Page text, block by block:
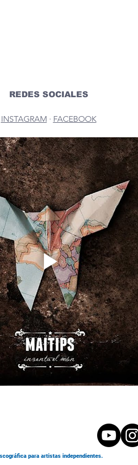
REDES SOCIALES
INSTAGRAM · FACEBOOK
para artistas independientes.